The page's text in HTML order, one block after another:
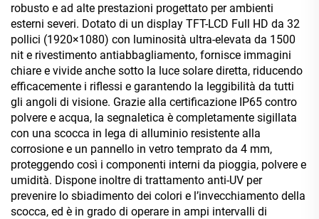
robusto e ad alte prestazioni progettato per ambienti
esterni severi. Dotato di un display TFT-LCD Full HD da 32
pollici (1920×1080) con luminosità ultra-elevata da 1500
nit e rivestimento antiabbagliamento, fornisce immagini
chiare e vivide anche sotto la luce solare diretta, riducendo
efficacemente i riflessi e garantendo la leggibilità da tutti
gli angoli di visione. Grazie alla certificazione IP65 contro
polvere e acqua, la segnaletica è completamente sigillata
con una scocca in lega di alluminio resistente alla
corrosione e un pannello in vetro temprato da 4 mm,
proteggendo così i componenti interni da pioggia, polvere e
umidità. Dispone inoltre di trattamento anti-UV per
prevenire lo sbiadimento dei colori e l’invecchiamento della
scocca, ed è in grado di operare in ampi intervalli di